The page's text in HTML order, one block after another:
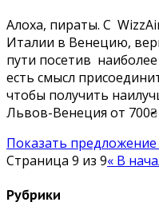
Алоха, пираты. С
Италии в Венецию,
пути посетив
есть смысл
чтобы получить
Львов-Венеция от
Показать предложение
Страница 9 из 9« В
Рубрики